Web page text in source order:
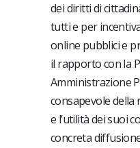
dei diritti di
tutti e per
online pubblici e
il rapporto con la
Amministrazione
consapevole della
e l’utilità dei suoi
concreta